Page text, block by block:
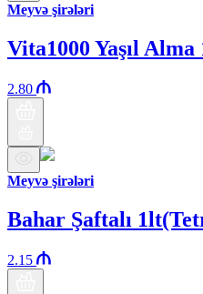
Meyvə şirələri
Vita1000 Yaşıl
2.80
Meyvə şirələri
Bahar Şaftalı
2.15